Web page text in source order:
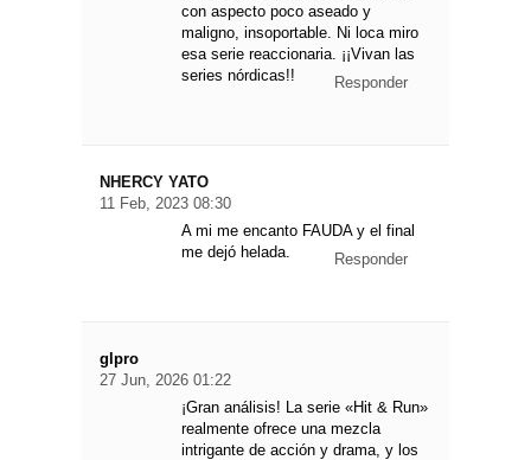
con aspecto poco aseado y
maligno, insoportable. Ni loca miro
esa serie reaccionaria. ¡¡Vivan las
series nórdicas!!
Responder
NHERCY YATO
11 Feb, 2023 08:30
A mi me encanto FAUDA y el final
me dejó helada.
Responder
glpro
27 Jun, 2026 01:22
¡Gran análisis! La serie «Hit & Run»
realmente ofrece una mezcla
intrigante de acción y drama, y los